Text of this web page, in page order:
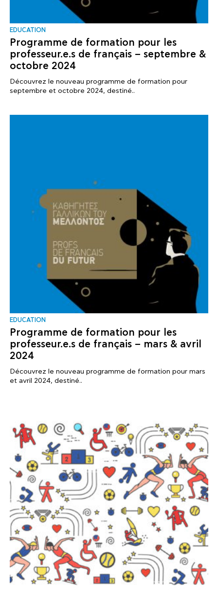
EDUCATION
Programme de formation pour les
professeur.e.s de français – septembre &
octobre 2024
Découvrez le nouveau programme de formation pour
septembre et octobre 2024, destiné..
EDUCATION
Programme de formation pour les
professeur.e.s de français – mars & avril
2024
Découvrez le nouveau programme de formation pour mars
et avril 2024, destiné..